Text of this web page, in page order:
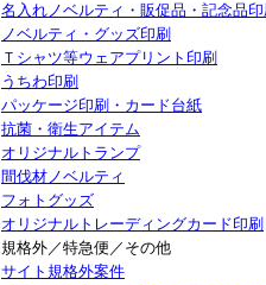
名入れノベルティ・販促品・記念品印
ノベルティ・グッズ印刷
Ｔシャツ等ウェアプリント印刷
うちわ印刷
パッケージ印刷・カード台紙
抗菌・衛生アイテム
オリジナルトランプ
間伐材ノベルティ
フォトグッズ
オリジナルトレーディングカード印刷
規格外／特急便／その他
サイト規格外案件